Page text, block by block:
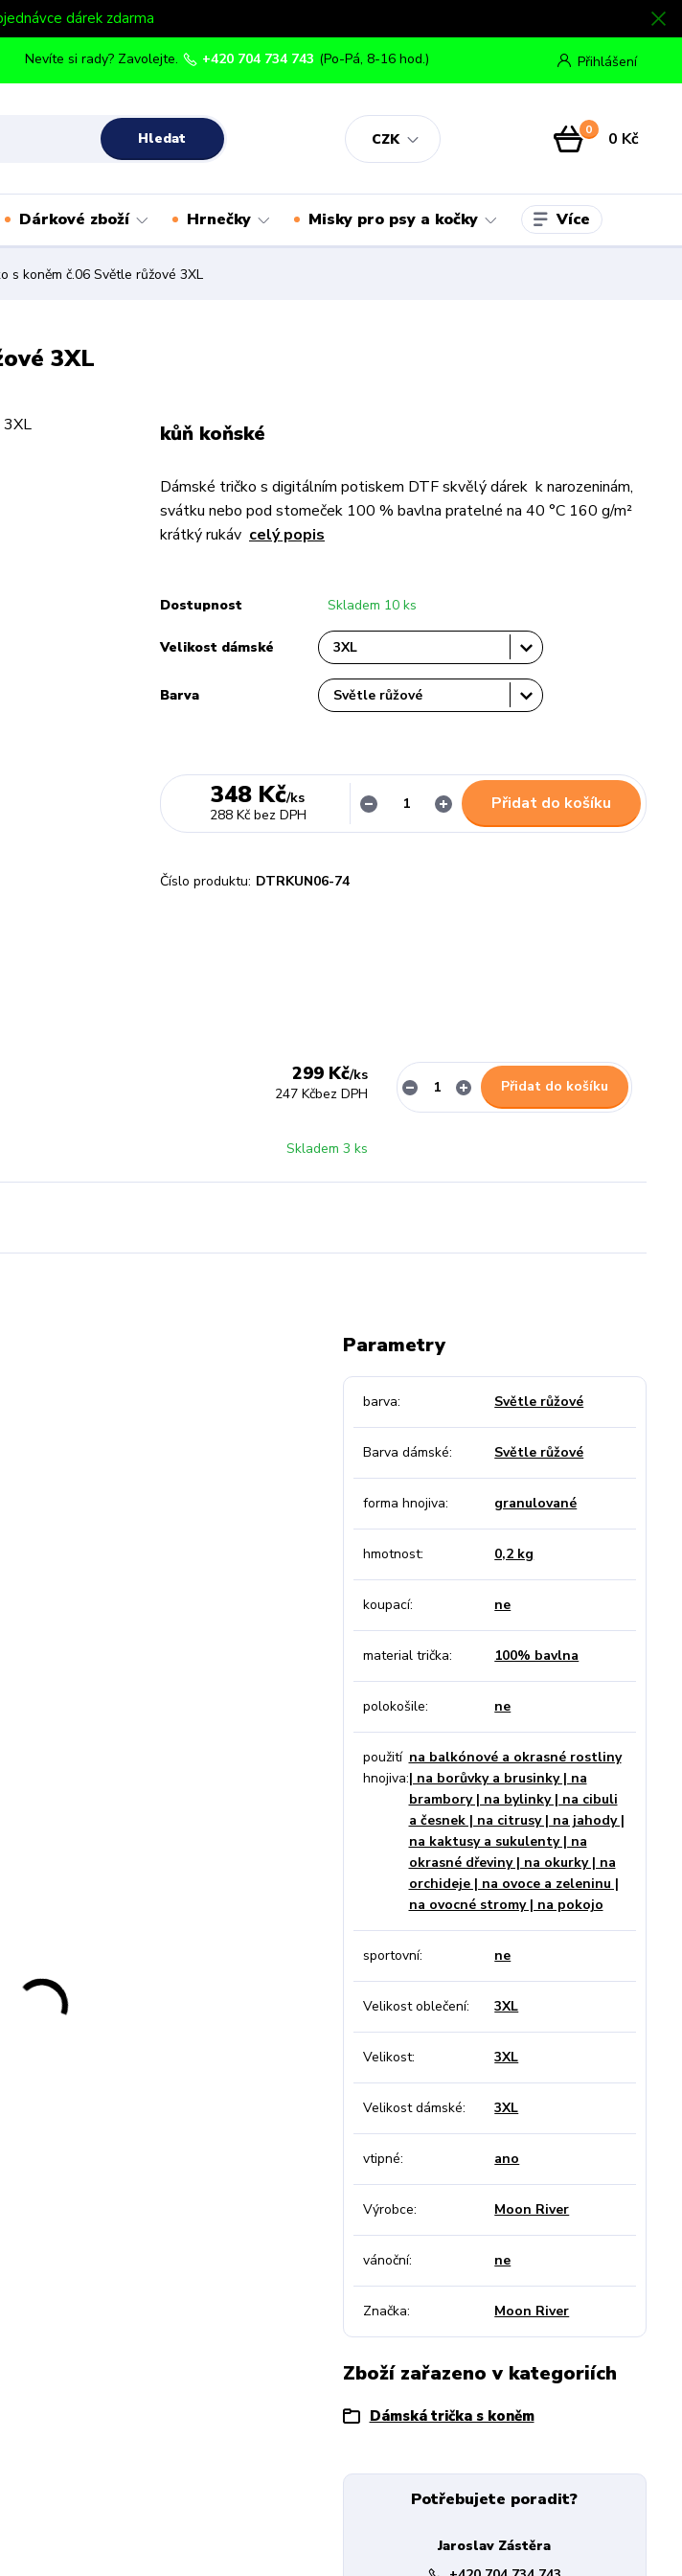
dárek zdarma
CZK
Přihlášení
Hledat
Nevíte si rady? Zavolejte. +420 704 734 743 (Po-Pá, 8-16 hod.)
0 0 Kč
Dárkové zboží Hrnečky Misky pro psy a kočky Více
s koněm č.06 Světle růžové 3XL
3XL
kůň koňské
Dámské tričko s digitálním potiskem DTF skvělý dárek k narozeninám,
svátku nebo pod stomeček 100 % bavlna pratelné na 40 °C 160 g/m²
krátký rukáv celý popis
Dostupnost Skladem 10 ks
Velikost dámské
Barva
348 Kč/ks
288 Kč bez DPH
Přidat do košíku
Číslo produktu: DTRKUN06-74
299 Kč/ks
247 Kčbez DPH
Skladem 3 ks
Přidat do košíku
Parametry
barva Světle růžové
Barva dámské Světle růžové
forma hnojiva granulované
hmotnost 0,2 kg
koupací ne
material trička 100% bavlna
polokošile ne
použití
hnojiva
na balkónové a okrasné rostliny
| na borůvky a brusinky | na
brambory | na bylinky | na cibuli
a česnek | na citrusy | na jahody |
na kaktusy a sukulenty | na
okrasné dřeviny | na okurky | na
orchideje | na ovoce a zeleninu |
na ovocné stromy | na pokojo
sportovní ne
Velikost oblečení 3XL
Velikost 3XL
Velikost dámské 3XL
vtipné ano
Výrobce Moon River
vánoční ne
Značka Moon River
Zboží zařazeno v kategoriích
Dámská trička s koněm
Potřebujete poradit?
Jaroslav Zástěra